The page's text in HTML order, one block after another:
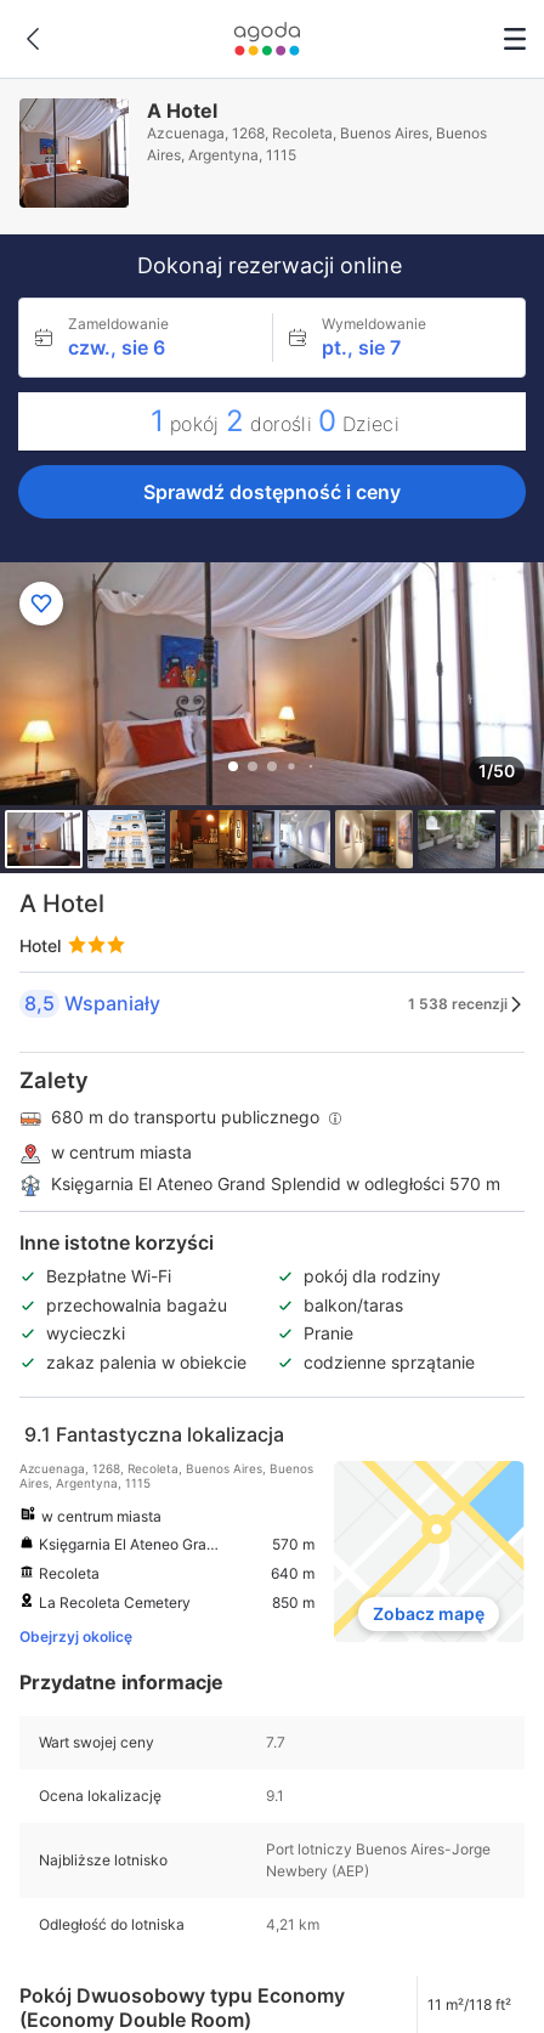
A Hotel
Azcuenaga, 1268, Recoleta, Buenos Aires, Buenos
Aires, Argentyna, 1115
Dokonaj rezerwacji online
Zameldowanie
czw., sie 6
Wymeldowanie
pt., sie 7
1 pokój 2 dorośli 0 Dzieci
Sprawdź dostępność i ceny
1/50
A Hotel
Hotel
8,5 Wspaniały 1 538 recenzji
Zalety
680 m do transportu publicznego
w centrum miasta
Księgarnia El Ateneo Grand Splendid w odległości 570 m
Inne istotne korzyści
Bezpłatne Wi-Fi
pokój dla rodziny
przechowalnia bagażu
balkon/taras
wycieczki
Pranie
zakaz palenia w obiekcie
codzienne sprzątanie
9.1 Fantastyczna lokalizacja
Azcuenaga, 1268, Recoleta, Buenos Aires, Buenos
Aires, Argentyna, 1115
w centrum miasta
Księgarnia El Ateneo Grand Splendid
570 m
Recoleta
640 m
La Recoleta Cemetery
850 m
Obejrzyj okolicę
Zobacz mapę
Przydatne informacje
Wart swojej ceny 7.7
Ocena lokalizację 9.1
Najbliższe lotnisko
Port lotniczy Buenos Aires-Jorge
Newbery (AEP)
Odległość do lotniska 4,21 km
Pokój Dwuosobowy typu Economy
(Economy Double Room)
11 m²/118 ft²